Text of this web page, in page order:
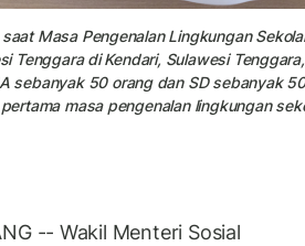
Masa Pengenalan Lingkungan
Tenggara di Kendari, Sulawesi
sebanyak 50 orang dan SD sebanyak
masa pengenalan lingkungan
-- Wakil Menteri Sosial